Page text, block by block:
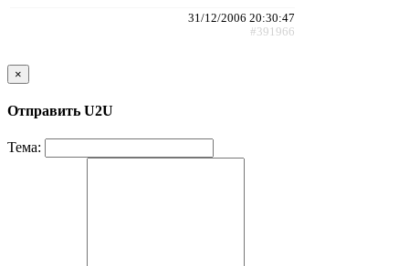
31/12/2006 20:30:47
#391966
×
Отправить U2U
Тема: